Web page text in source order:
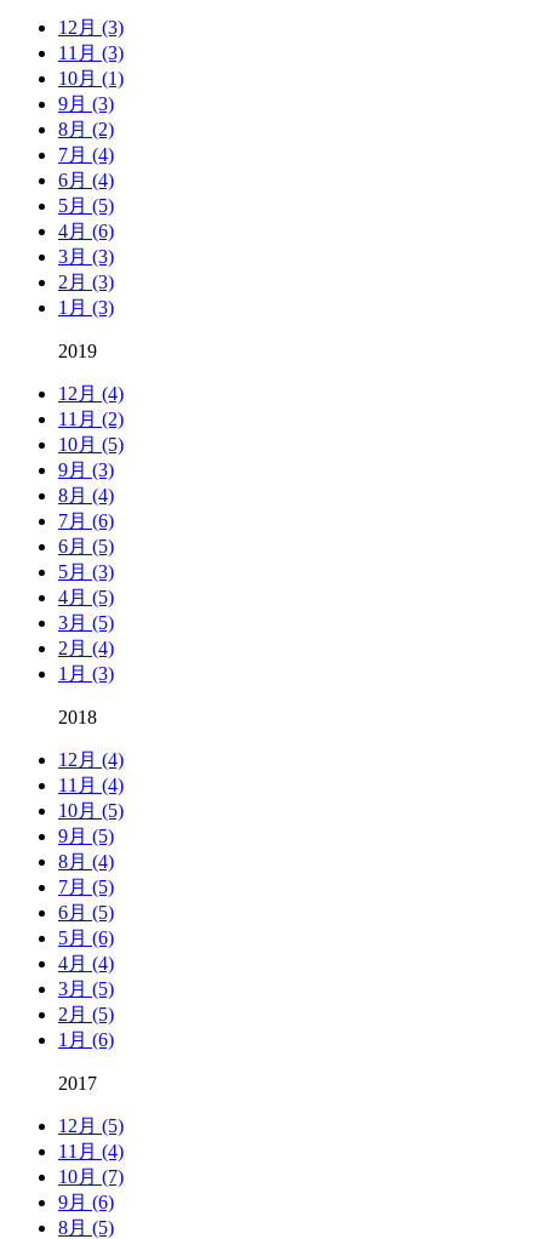
12月 (3)
11月 (3)
10月 (1)
9月 (3)
8月 (2)
7月 (4)
6月 (4)
5月 (5)
4月 (6)
3月 (3)
2月 (3)
1月 (3)
2019
12月 (4)
11月 (2)
10月 (5)
9月 (3)
8月 (4)
7月 (6)
6月 (5)
5月 (3)
4月 (5)
3月 (5)
2月 (4)
1月 (3)
2018
12月 (4)
11月 (4)
10月 (5)
9月 (5)
8月 (4)
7月 (5)
6月 (5)
5月 (6)
4月 (4)
3月 (5)
2月 (5)
1月 (6)
2017
12月 (5)
11月 (4)
10月 (7)
9月 (6)
8月 (5)